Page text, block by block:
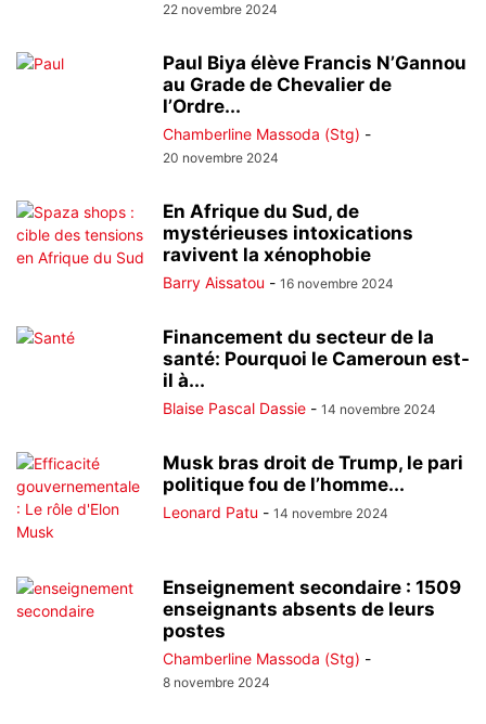
22 novembre 2024
Paul Biya élève Francis N’Gannou
au Grade de Chevalier de
l’Ordre...
Chamberline Massoda (Stg) -
20 novembre 2024
En Afrique du Sud, de
mystérieuses intoxications
ravivent la xénophobie
Barry Aissatou - 16 novembre 2024
Financement du secteur de la
santé: Pourquoi le Cameroun est-
il à...
Blaise Pascal Dassie - 14 novembre 2024
Musk bras droit de Trump, le pari
politique fou de l’homme...
Leonard Patu - 14 novembre 2024
Enseignement secondaire : 1509
enseignants absents de leurs
postes
Chamberline Massoda (Stg) -
8 novembre 2024